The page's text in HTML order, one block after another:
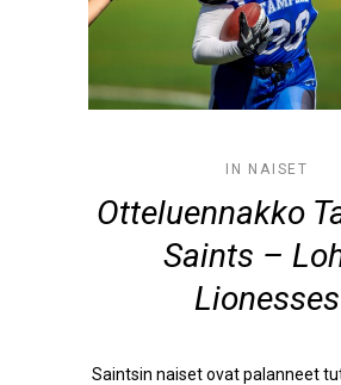
IN NAISET
Otteluennakko
Saints –
Lionesses
Saintsin naiset ovat palanneet